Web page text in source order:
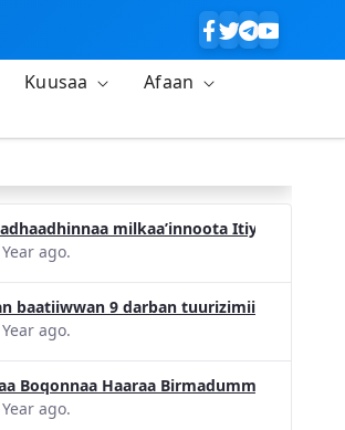
Kuusaa Afaan
milkaa’innoota Itiyoophiyaa
ago.
baatiiwwan 9 darban tuurizimii
ago.
Boqonnaa Haaraa Birmadummaa
ago.